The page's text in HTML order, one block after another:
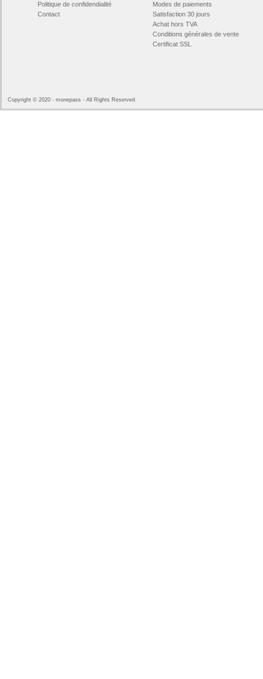
Politique de confidendialité
Modes de paiements
Contact
Satisfaction 30 jours
Achat hors TVA
Conditions générales de vente
Certificat SSL
Copyright © 2020 - monepass - All Rights Reserved